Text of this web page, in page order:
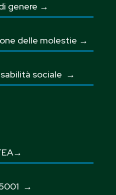
genere →
delle molestie →
sociale →
→